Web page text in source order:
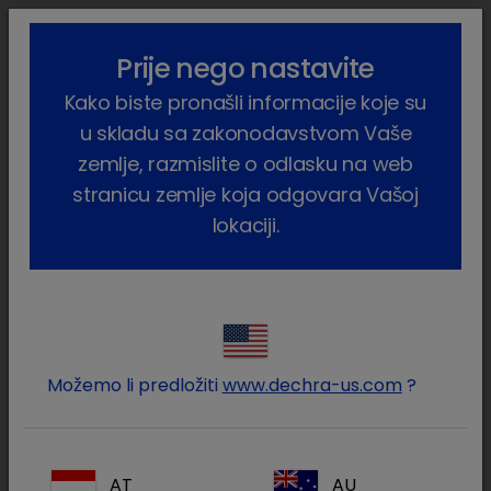
lock_outline search menu
Proizvodi
Farmaceutski proizvodi
Sustrepen
lockPrijavite se na Vaš Dechra
Prije nego nastavite
Kako biste pronašli informacije koje su
u skladu sa zakonodavstvom Vaše
zemlje, razmislite o odlasku na web
stranicu zemlje koja odgovara Vašoj
lokaciji.
Možemo li predložiti www.dechra-us.com ?
AT AU